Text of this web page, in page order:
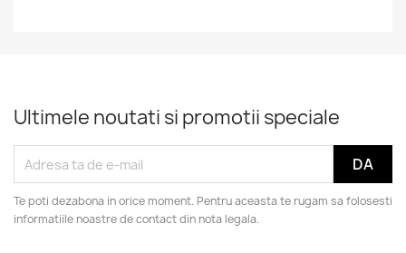
Ultimele noutati si promotii speciale
Te poti dezabona in orice moment. Pentru aceasta te rugam sa folosesti
informatiile noastre de contact din nota legala.